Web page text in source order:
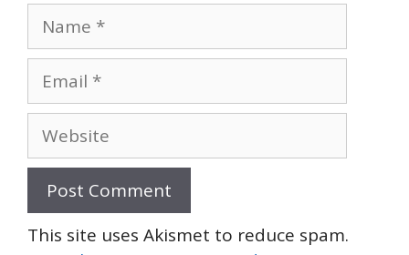
Name
Email
Website
This site uses Akismet to reduce spam.